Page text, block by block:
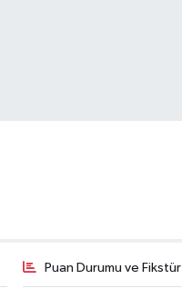
Puan Durumu ve Fikstür